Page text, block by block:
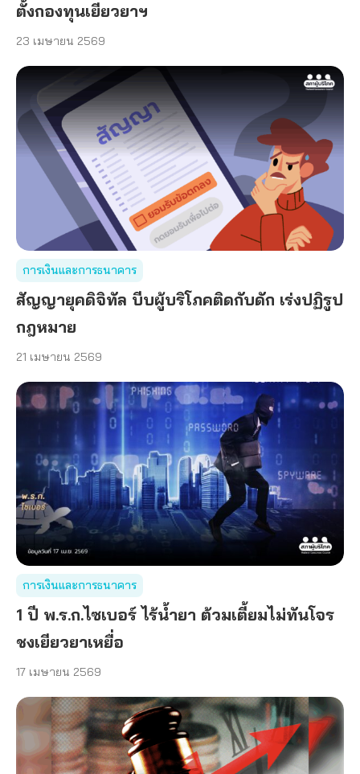
ตั้งกองทุนเยียวยาฯ
23 เมษายน 2569
การเงินและการธนาคาร
สัญญายุคดิจิทัล บีบผู้บริโภคติดกับดัก เร่งปฏิรูป
กฎหมาย
21 เมษายน 2569
การเงินและการธนาคาร
1 ปี พ.ร.ก.ไซเบอร์ ไร้น้ำยา ต้วมเตี้ยมไม่ทันโจร
ชงเยียวยาเหยื่อ
17 เมษายน 2569